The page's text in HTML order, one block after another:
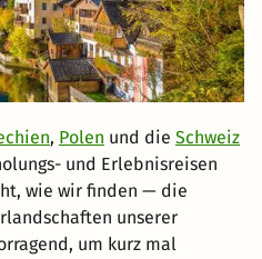
, Polen und die Schweiz
und Erlebnisreisen
wie wir finden — die
unserer
um kurz mal